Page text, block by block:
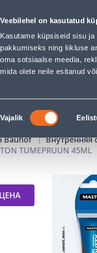
Veebilehel on kasutatud
Kasutame küpsiseid sisu
pakkumiseks ning liikluse
oma sotsiaalse meedia,
mida olete neile esitanud
Nõusoleku
valik
Vajalik
45ML - Bauhof has
бизнес-клиентов
АКЦИИ
Bauhof Внутренняя
TUMEPRUUN 45ML